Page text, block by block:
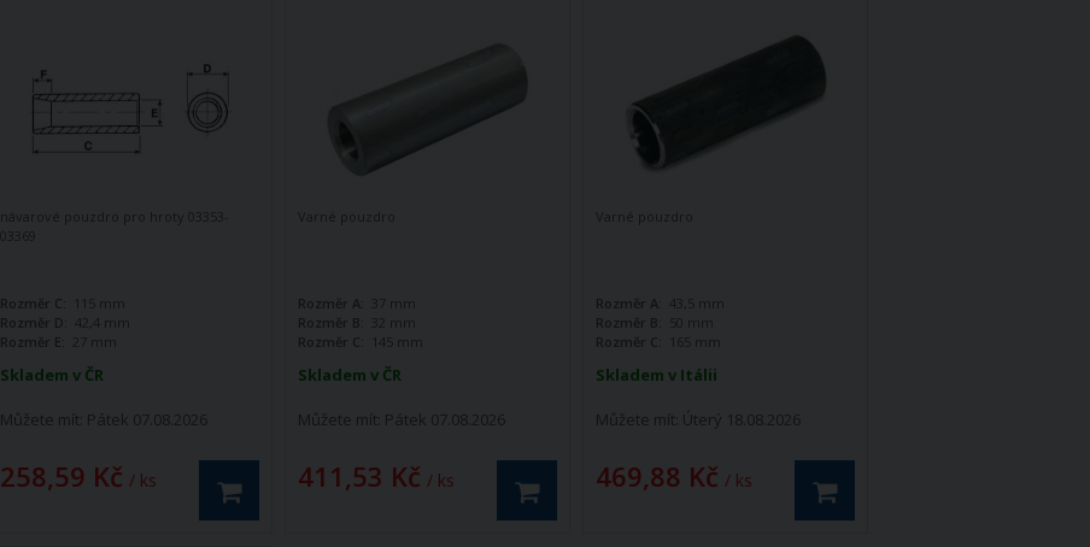
Skladem v ČR
Můžete mít: Pátek 07.08.2026
258,59 Kč / ks
návarové pouzdro pro hroty 03353-
03369
Rozměr C:
115 mm
Rozměr D:
42,4 mm
Rozměr E:
27 mm
Skladem v ČR
Můžete mít: Pátek 07.08.2026
411,53 Kč / ks
Varné pouzdro
Rozměr A:
37 mm
Rozměr B:
32 mm
Rozměr C:
145 mm
Skladem v Itálii
Můžete mít: Úterý 18.08.2026
469,88 Kč / ks
Varné pouzdro
Rozměr A:
43,5 mm
Rozměr B:
50 mm
Rozměr C:
165 mm